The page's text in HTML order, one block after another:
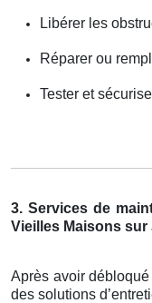
Libérer les
Réparer ou
Tester et
3. Services de
Vieilles Maisons
Après avoir
des solutions